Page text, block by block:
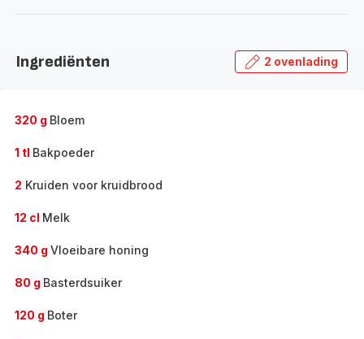
Ingrediënten 2 ovenlading
320 g Bloem
1 tl Bakpoeder
2 Kruiden voor kruidbrood
12 cl Melk
340 g Vloeibare honing
80 g Basterdsuiker
120 g Boter